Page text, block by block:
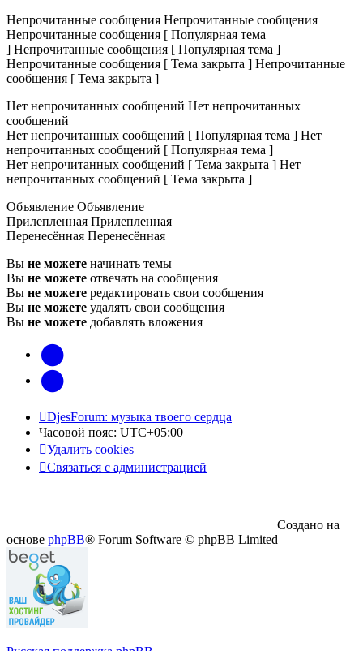
Непрочитанные сообщения Непрочитанные сообщения
Непрочитанные сообщения [ Популярная тема
] Непрочитанные сообщения [ Популярная тема ]
Непрочитанные сообщения [ Тема закрыта ] Непрочитанные
сообщения [ Тема закрыта ]
Нет непрочитанных сообщений Нет непрочитанных
сообщений
Нет непрочитанных сообщений [ Популярная тема ] Нет
непрочитанных сообщений [ Популярная тема ]
Нет непрочитанных сообщений [ Тема закрыта ] Нет
непрочитанных сообщений [ Тема закрыта ]
Объявление Объявление
Прилепленная Прилепленная
Перенесённая Перенесённая
Вы не можете начинать темы
Вы не можете отвечать на сообщения
Вы не можете редактировать свои сообщения
Вы не можете удалять свои сообщения
Вы не можете добавлять вложения
vk
Telegram
DjesForum: музыка твоего сердца
Часовой пояс: UTC+05:00
Удалить cookies
Связаться с администрацией
Создано на
основе phpBB® Forum Software © phpBB Limited